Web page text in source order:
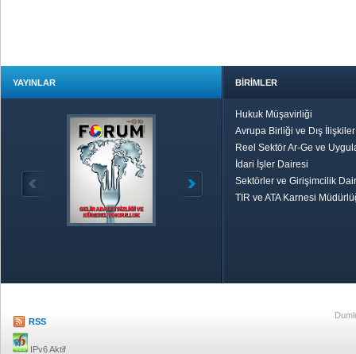
YAYINLAR BİRİMLER
Hukuk Müşavirliği
Avrupa Birliği ve Dış
Reel Sektör Ar-Ge ve
İdari İşler Dairesi
Sektörler ve Girişimcilik
TIR ve ATA Karnesi
RSS
IPv6 Aktif